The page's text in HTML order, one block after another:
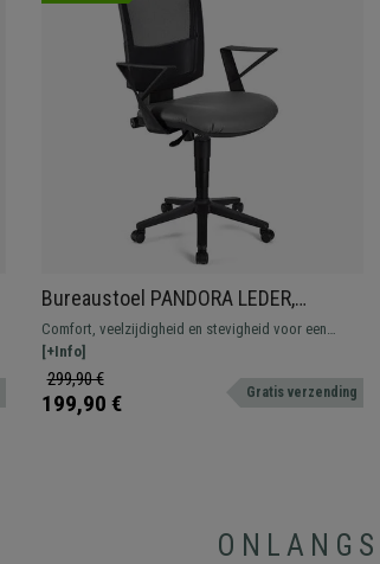
Bureaustoel PANDORA LEDER,
Verstelbare Rugleuning van Mesh,
Zitting met Dikke Vulling, Grijs
Comfort, veelzijdigheid en stevigheid voor een
onverslaanbare prijs. Dit geweldige model biedt een
uitstekende balans voor uw dagelijkse
werkzaamheden. Verkrijgbaar in diverse kleuren.
[+Info]
299,90 €
199,90 € Gratis verzending
ONLANGS